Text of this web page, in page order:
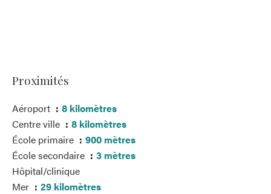
Proximités
Aéroport
8 kilomètres
Centre ville
8 kilomètres
École primaire
900 mètres
École secondaire
3 mètres
Hôpital/clinique
Mer
29 kilomètres